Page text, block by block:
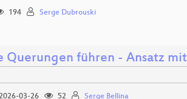
194 Serge Dubrouski
führen - Ansatz
2026-03-26 52 Serge Bellina